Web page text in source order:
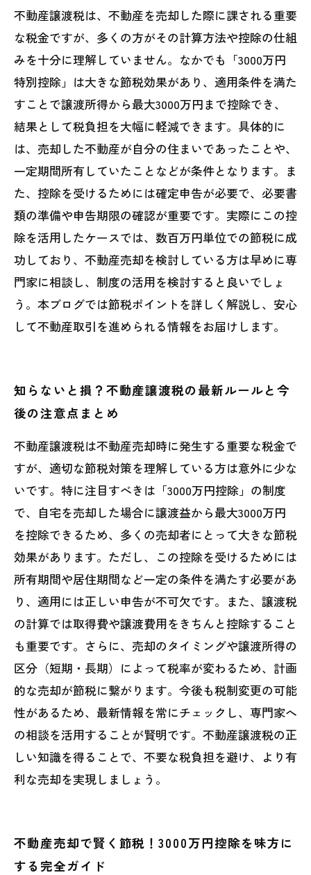
不動産譲渡税は、不動産を売却した際に課される重要
な税金ですが、多くの方がその計算方法や控除の仕組
みを十分に理解していません。なかでも「3000万円
特別控除」は大きな節税効果があり、適用条件を満た
すことで譲渡所得から最大3000万円まで控除でき、
結果として税負担を大幅に軽減できます。具体的に
は、売却した不動産が自分の住まいであったことや、
一定期間所有していたことなどが条件となります。ま
た、控除を受けるためには確定申告が必要で、必要書
類の準備や申告期限の確認が重要です。実際にこの控
除を活用したケースでは、数百万円単位での節税に成
功しており、不動産売却を検討している方は早めに専
門家に相談し、制度の活用を検討すると良いでしょ
う。本ブログでは節税ポイントを詳しく解説し、安心
して不動産取引を進められる情報をお届けします。
知らないと損？不動産譲渡税の最新ルールと今
後の注意点まとめ
不動産譲渡税は不動産売却時に発生する重要な税金で
すが、適切な節税対策を理解している方は意外に少な
いです。特に注目すべきは「3000万円控除」の制度
で、自宅を売却した場合に譲渡益から最大3000万円
を控除できるため、多くの売却者にとって大きな節税
効果があります。ただし、この控除を受けるためには
所有期間や居住期間など一定の条件を満たす必要があ
り、適用には正しい申告が不可欠です。また、譲渡税
の計算では取得費や譲渡費用をきちんと控除すること
も重要です。さらに、売却のタイミングや譲渡所得の
区分（短期・長期）によって税率が変わるため、計画
的な売却が節税に繋がります。今後も税制変更の可能
性があるため、最新情報を常にチェックし、専門家へ
の相談を活用することが賢明です。不動産譲渡税の正
しい知識を得ることで、不要な税負担を避け、より有
利な売却を実現しましょう。
不動産売却で賢く節税！3000万円控除を味方に
する完全ガイド